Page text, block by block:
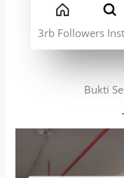
3rb Followers
Bukti